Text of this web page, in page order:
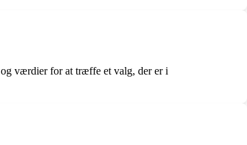
værdier for at træffe et valg, der er i